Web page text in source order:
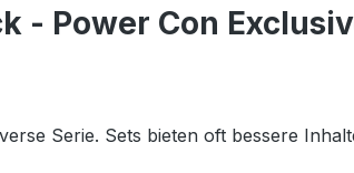
- Power Con
Serie. Sets bieten oft bessere